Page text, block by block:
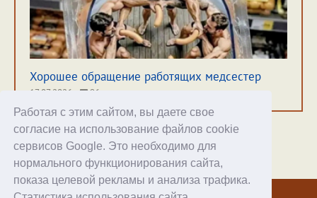
Работая с этим сайтом, вы даете свое
согласие на использование файлов cookie
сервисов Google. Это необходимо для
нормального функционирования сайта,
показа целевой рекламы и анализа трафика.
Хорошее обращение работящих медсестер
17.07.2026 96
Хостинг